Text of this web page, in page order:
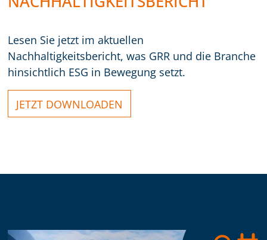
Lesen Sie jetzt im aktuellen
Nachhaltigkeitsbericht, was GRR und die Branche
hinsichtlich ESG in Bewegung setzt.
JETZT DOWNLOADEN